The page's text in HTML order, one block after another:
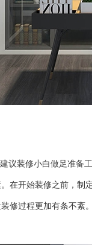
建议装修小白做足准备
在开始装修之前，
修过程更加有条不